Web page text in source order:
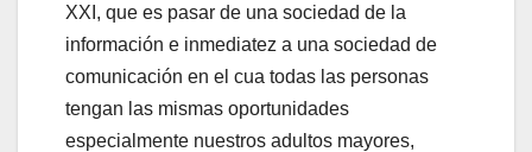
XXI, que es pasar de una sociedad de la
información e inmediatez a una sociedad de
comunicación en el cua todas las personas
tengan las mismas oportunidades
especialmente nuestros adultos mayores,